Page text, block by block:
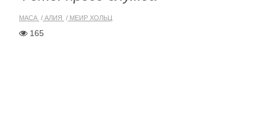
МАСА АЛИЯ МЕИР ХОЛЬЦ
165